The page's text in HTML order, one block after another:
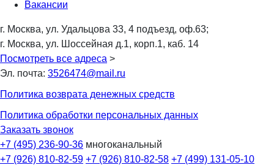
Вакансии
г. Москва, ул. Удальцова 33, 4 подъезд, оф.63;
г. Москва, ул. Шоссейная д.1, корп.1, каб. 14
Посмотреть все адреса >
Эл. почта: 3526474@mail.ru
Политика возврата денежных средств
Политика обработки персональных данных
Заказать звонок
+7 (495) 236-90-36 многоканальный
+7 (926) 810-82-59 +7 (926) 810-82-58 +7 (499) 131-05-10